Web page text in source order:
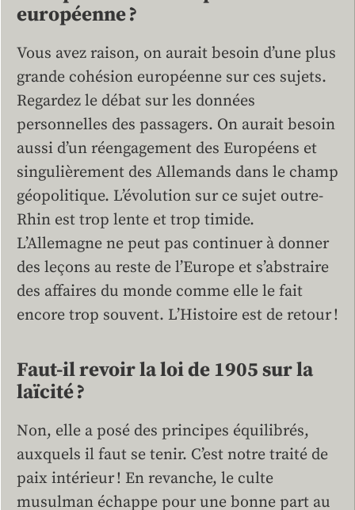
européenne ?
Vous avez raison, on aurait besoin d’une plus
grande cohésion européenne sur ces sujets.
Regardez le débat sur les données
personnelles des passagers. On aurait besoin
aussi d’un réengagement des Européens et
singulièrement des Allemands dans le champ
géopolitique. L’évolution sur ce sujet outre-
Rhin est trop lente et trop timide.
L’Allemagne ne peut pas continuer à donner
des leçons au reste de l’Europe et s’abstraire
des affaires du monde comme elle le fait
encore trop souvent. L’Histoire est de retour !
Faut-il revoir la loi de 1905 sur la
laïcité ?
Non, elle a posé des principes équilibrés,
auxquels il faut se tenir. C’est notre traité de
paix intérieur ! En revanche, le culte
musulman échappe pour une bonne part au